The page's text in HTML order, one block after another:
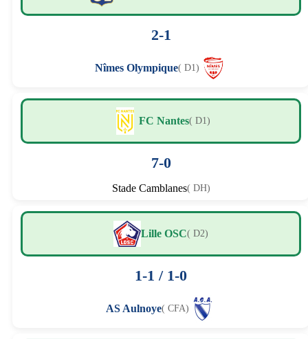
2-1
Nîmes Olympique( D1)
FC Nantes( D1)
7-0
Stade Camblanes( DH)
Lille OSC( D2)
1-1 / 1-0
AS Aulnoye( CFA)